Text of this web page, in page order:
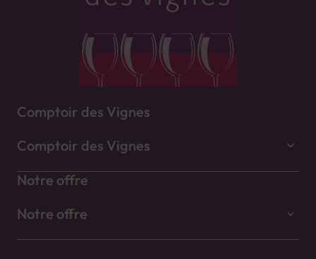
Comptoir des Vignes
Comptoir des Vignes
Notre offre
Notre offre